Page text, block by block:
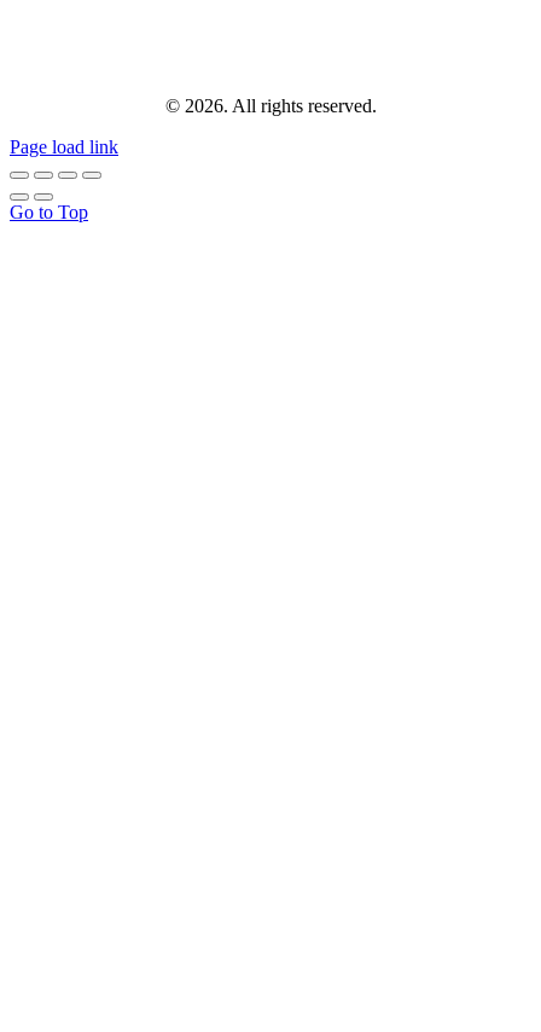
© 2026. All rights reserved.
Page load link
Go to Top